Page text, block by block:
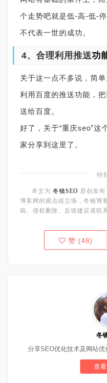
个走势吧就是低-高-低-
不代表一世的成功。
4、合理利用推送功
关于这一点不多说，简
利用百度的推送功能，
送给百度。
好了，关于“重庆seo”这
家分享到这里了。
特
本文为 冬镜SEO 原创发
博客网的观点或立场，冬镜博
稿、侵权删除、反馈建议请联
赞 (48)
冬
分享SEO优化技术及网站
查